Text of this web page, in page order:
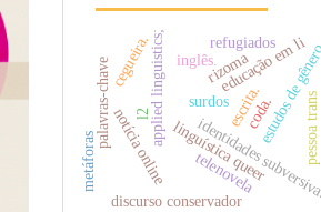
applied linguistics; surdos
identidades subversivas
estudos de gênero
linguística queer
rizoma
coda.
notícia online
palavras-chave educação em li
telenovela
discurso conservador
pessoa trans
refugiados
metáforas
l2
inglês.
cegueira.
escrita.